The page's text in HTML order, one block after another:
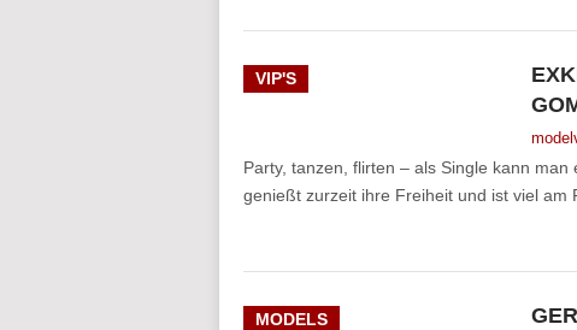
VIP'S
Party, tanzen, flirten – als Single kann
genießt zurzeit ihre Freiheit und ist viel am
MODELS